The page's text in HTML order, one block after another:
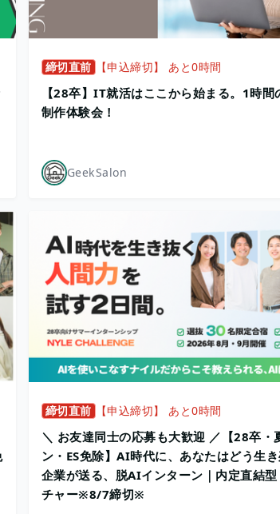
締切直前 【申込締切】 あと0時間
【28卒】IT就活はここから始まる。1時間
制作体験会！
GeekSalon
締切直前 【申込締切】 あと0時間
＼ お友達同士の応募も大歓迎 ／【28卒・
ン・ES免除】AI時代に、あなたはどう生
企業が送る、脱AIインターン｜内定直結
チャー※8/7締切※